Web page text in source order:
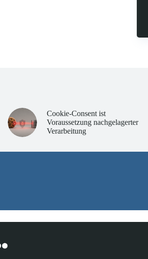
Cookie-Consent ist
Voraussetzung nachgelagerter
Verarbeitung